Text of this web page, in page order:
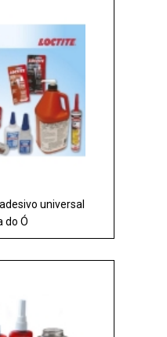
universal
do Ó